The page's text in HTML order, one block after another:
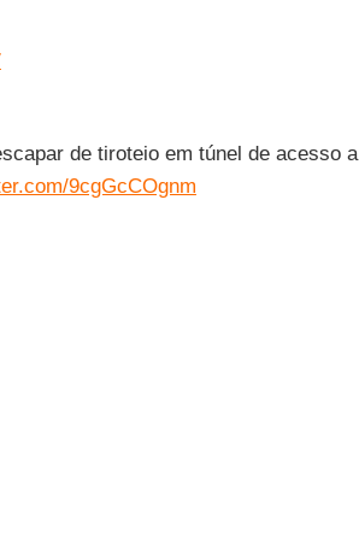
de tiroteio em túnel de acesso a
9cgGcCOgnm